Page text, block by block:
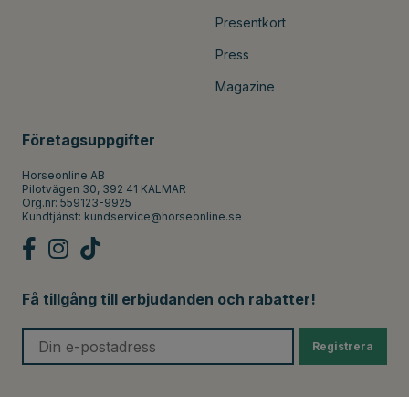
Presentkort
Press
Magazine
Företagsuppgifter
Horseonline AB
Pilotvägen 30, 392 41 KALMAR
Org.nr: 559123-9925
Kundtjänst: kundservice@horseonline.se
Få tillgång till erbjudanden och rabatter!
Registrera